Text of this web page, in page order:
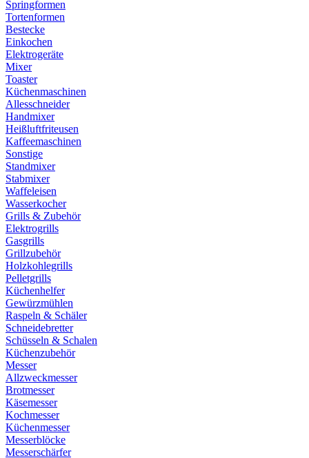
Springformen
Tortenformen
Bestecke
Einkochen
Elektrogeräte
Mixer
Toaster
Küchenmaschinen
Allesschneider
Handmixer
Heißluftfriteusen
Kaffeemaschinen
Sonstige
Standmixer
Stabmixer
Waffeleisen
Wasserkocher
Grills & Zubehör
Elektrogrills
Gasgrills
Grillzubehör
Holzkohlegrills
Pelletgrills
Küchenhelfer
Gewürzmühlen
Raspeln & Schäler
Schneidebretter
Schüsseln & Schalen
Küchenzubehör
Messer
Allzweckmesser
Brotmesser
Käsemesser
Kochmesser
Küchenmesser
Messerblöcke
Messerschärfer